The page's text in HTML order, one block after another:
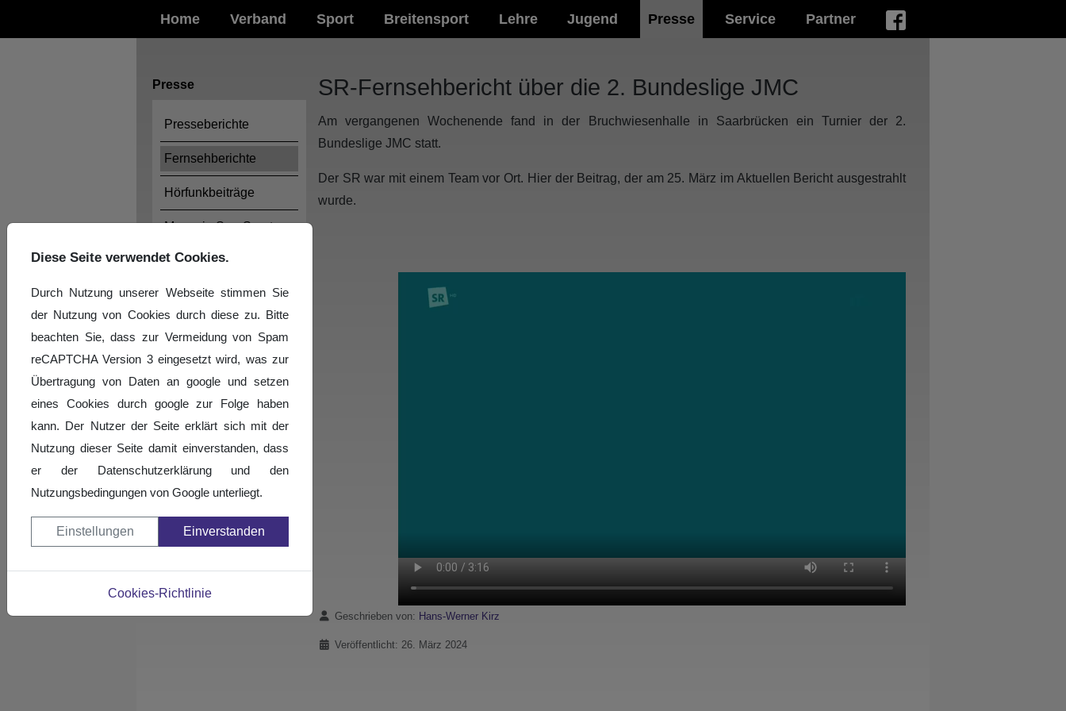
Home Verband Sport Breitensport Lehre Jugend Presse Service Partner
Presse
Presseberichte
Fernsehberichte
Hörfunkbeiträge
Magazin SaarSport
SR-Fernsehbericht über die 2. Bundeslige JMC
Am vergangenen Wochenende fand in der Bruchwiesenhalle in Saarbrücken ein Turnier der 2.
Bundeslige JMC statt.
Der SR war mit einem Team vor Ort. Hier der Beitrag, der am 25. März im Aktuellen Bericht ausgestrahlt
wurde.
DetailsGeschrieben von: Hans-Werner Kirz
Veröffentlicht: 26. März 2024
Diese Seite verwendet Cookies.
Durch Nutzung unserer Webseite stimmen Sie
der Nutzung von Cookies durch diese zu. Bitte
beachten Sie, dass zur Vermeidung von Spam
reCAPTCHA Version 3 eingesetzt wird, was zur
Übertragung von Daten an google und setzen
eines Cookies durch google zur Folge haben
kann. Der Nutzer der Seite erklärt sich mit der
Nutzung dieser Seite damit einverstanden, dass
er der Datenschutzerklärung und den
Nutzungsbedingungen von Google unterliegt.
Einstellungen Einverstanden
Cookies-Richtlinie